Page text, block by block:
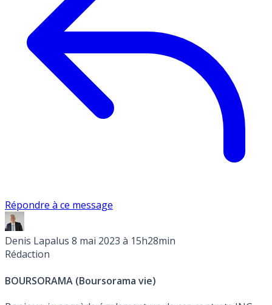
Répondre à ce message
Denis Lapalus 8 mai 2023 à 15h28min
Rédaction
BOURSORAMA (Boursorama vie)